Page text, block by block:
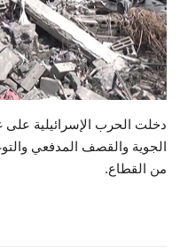
فيديو
حياة
الجوية والقصف المدفعي
من القطاع.